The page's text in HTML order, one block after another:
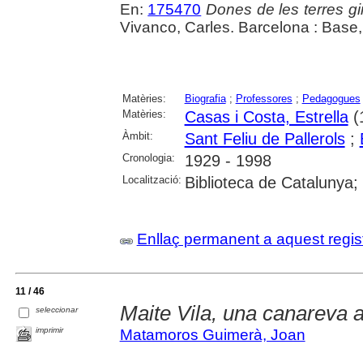
En: 175470 Dones de les terres
Vivanco, Carles. Barcelona :
Matèries: Biografia; Professores ; Pedagogues
Matèries:
Casas i Costa, Estrella
Àmbit: Sant Feliu de Pallerols;
Cronologia: 1929 - 1998
Localització: Biblioteca de
Enllaç permanent a aquest
11 / 46
seleccionar
imprimir
Maite Vila, una canareva
Matamoros Guimerà, Joan